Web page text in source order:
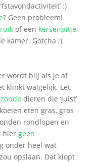
:)
? Geen probleem!
of een kersenpitje
kamer. Gotcha ;)
wordt blij als je af
klinkt walgelijk. Let
dieren die ‘juist’
eten gras, gras
rondlopen en
hier geen
onder heel wat
opslaan. Dat klopt